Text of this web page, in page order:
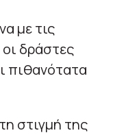
με τις
δράστες
πιθανότατα
στιγμή της